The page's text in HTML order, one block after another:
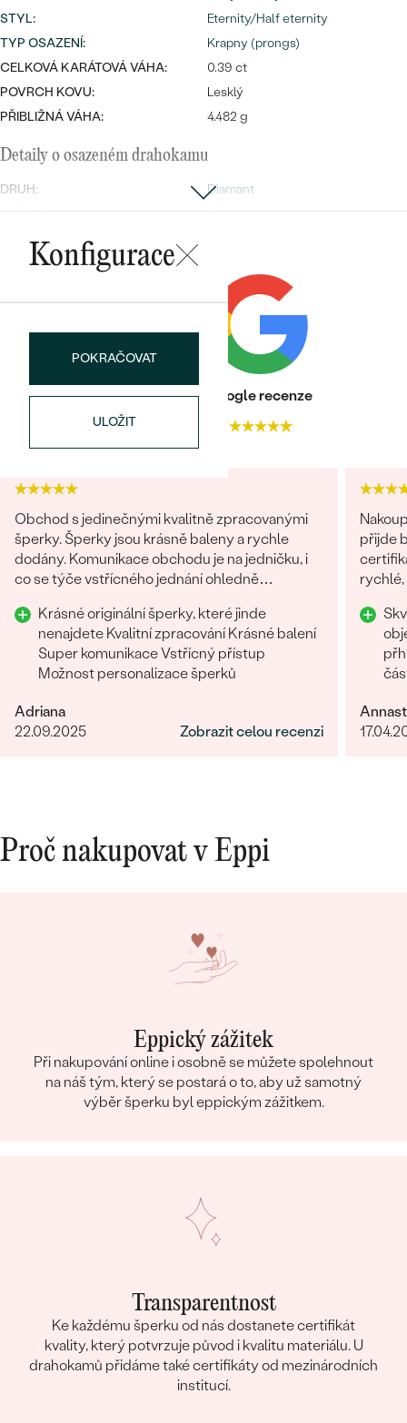
STYL:
Eternity/Half eternity
TYP OSAZENÍ:
Krapny (prongs)
CELKOVÁ KARÁTOVÁ VÁHA:
0.39 ct
POVRCH KOVU:
Lesklý
PŘIBLIŽNÁ VÁHA:
4.482 g
Detaily o osazeném drahokamu
DRUH:
Diamant
POČET:
13
KARÁTOVÁ VÁHA
ROZMĚRY:
G-H
TVAR:
Round
Velmi dobrý
Konfigurace
POKRAČOVAT
ULOŽIT
Heureka recenze
4.9
Google recenze
4.7
Obchod s jedinečnými kvalitně zpracovanými
šperky. Šperky jsou krásně baleny a rychle
dodány. Komunikace obchodu je na jedničku, i
co se týče vstřícného jednání ohledně
doporučuji
Krásné originální šperky, které jinde
nenajdete Kvalitní zpracování Krásné balení
Super komunikace Vstřícný přístup
Možnost personalizace šperků
Adriana
22.09.2025
Zobrazit celou recenzi
přijde
rychlé,
Proč nakupovat v Eppi
Eppický zážitek
Při nakupování online i osobně se můžete spolehnout
na náš tým, který se postará o to, aby už samotný
výběr šperku byl eppickým zážitkem.
Transparentnost
Ke každému šperku od nás dostanete certifikát
kvality, který potvrzuje původ i kvalitu materiálu. U
drahokamů přidáme také certifikáty od mezinárodních
institucí.